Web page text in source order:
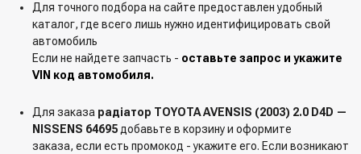
Для точного подбора на сайте предоставлен удобный
каталог, где всего лишь нужно идентифицировать свой
автомобиль
Если не найдете запчасть - оставьте запрос и укажите
VIN код автомобиля.
Для заказа радіатор TOYOTA AVENSIS (2003) 2.0 D4D —
NISSENS 64695добавьте в корзину и оформите
заказа, если есть промокод - укажите его. Если возникают